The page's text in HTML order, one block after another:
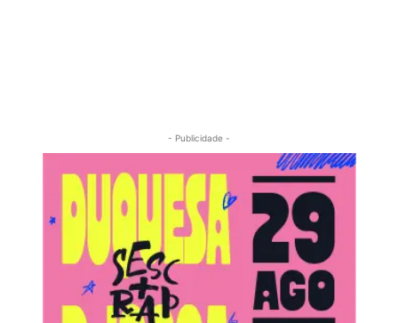
- Publicidade -